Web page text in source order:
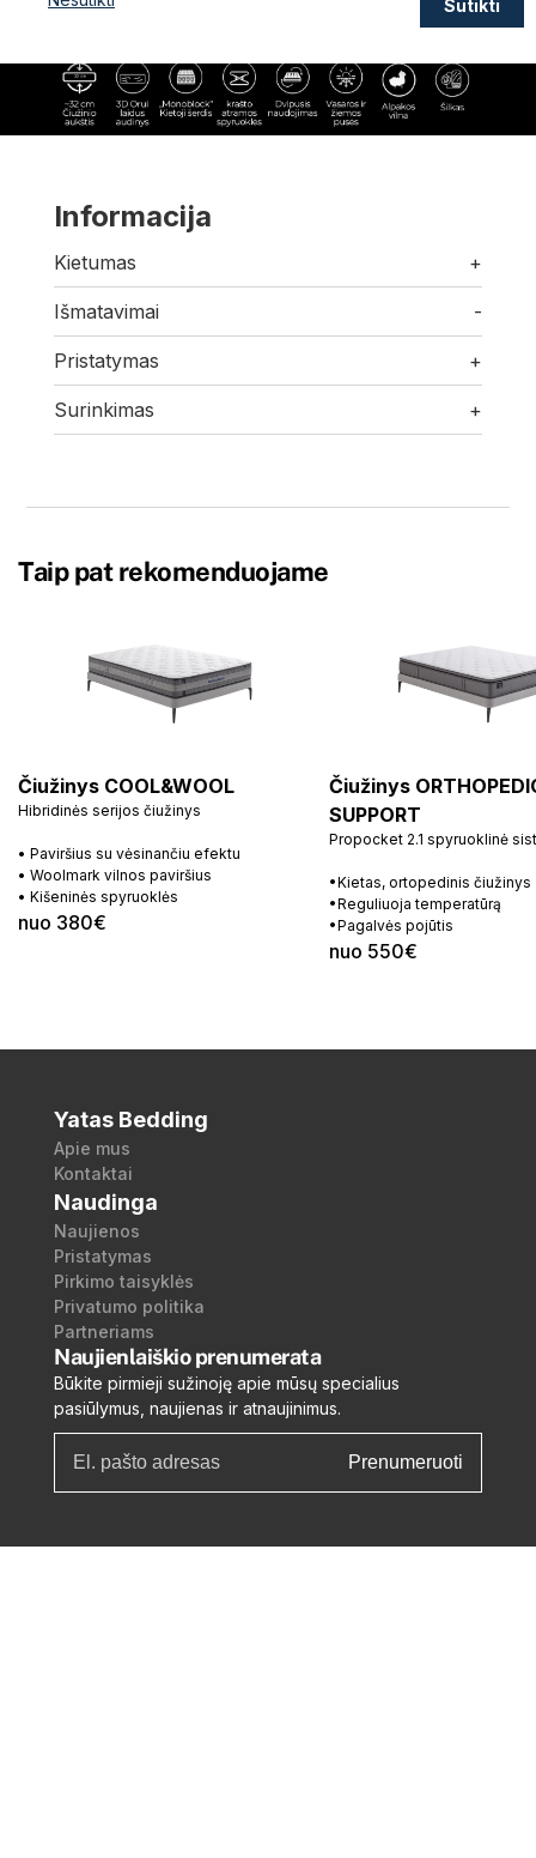
Informacija
Kietumas +
Išmatavimai -
Pristatymas +
Surinkimas +
Taip pat rekomenduojame
Čiužinys COOL&WOOL
Hibridinės serijos čiužinys
• Paviršius su vėsinančiu efektu
• Woolmark vilnos paviršius
• Kišeninės spyruoklės
nuo 380€
Čiužinys
SUPPORT
Propocket 2.1 spyruoklinė
•Kietas, ortopedinis čiužinys
•Reguliuoja temperatūrą
•Pagalvės pojūtis
nuo 550€
Naujienlaiškio prenumerata
Būkite pirmieji sužinoję apie mūsų specialius
pasiūlymus, naujienas ir atnaujinimus.
Prenumeruoti
Yatas Bedding
Apie mus
Kontaktai
Naudinga
Naujienos
Pristatymas
Pirkimo taisyklės
Privatumo politika
Partneriams
Sutikti